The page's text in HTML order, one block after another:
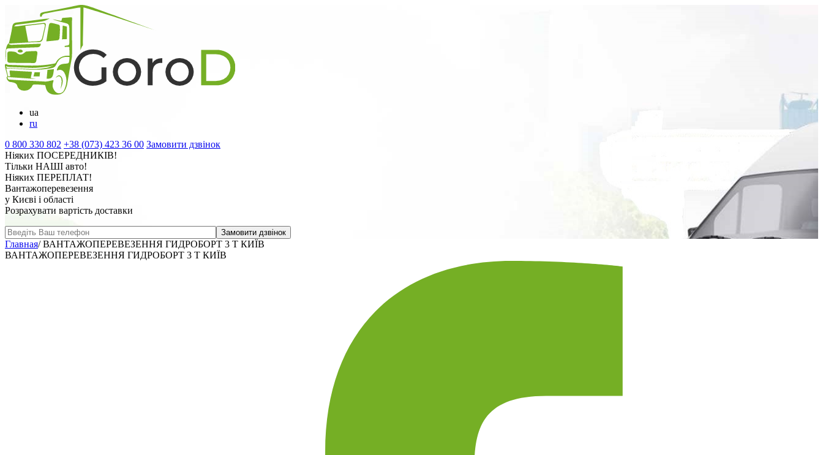
ua
ru
0 800 330 802 +38 (073) 423 36 00 Замовити дзвінок
Ніяких ПОСЕРЕДНИКІВ!
Тільки НАШІ авто!
Ніяких ПЕРЕПЛАТ!
Вантажоперевезення
у Києві і області
Розрахувати вартість доставки
Главная/ ВАНТАЖОПЕРЕВЕЗЕННЯ ГИДРОБОРТ 3 Т КИЇВ
ВАНТАЖОПЕРЕВЕЗЕННЯ ГИДРОБОРТ 3 Т КИЇВ